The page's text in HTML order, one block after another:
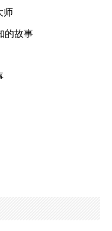
师
的故事